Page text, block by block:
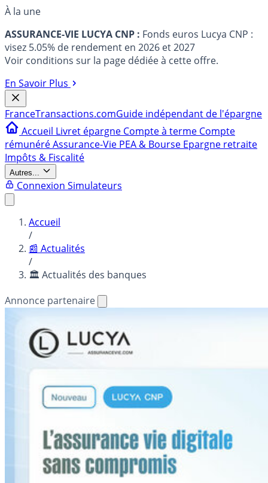
À la une
ASSURANCE-VIE LUCYA CNP : Fonds euros Lucya CNP :
visez 5.05% de rendement en 2026 et 2027
Voir conditions sur la page dédiée à cette offre.
En Savoir Plus
FranceTransactions.comGuide indépendant de l'épargne
Accueil Livret épargne Compte à terme Compte
rémunéréAssurance-Vie PEA & Bourse Epargne retraite
Impôts & Fiscalité
Autres...
Connexion Simulateurs
Accueil
/
📰 Actualités
/
🏛️ Actualités des banques
Annonce partenaire